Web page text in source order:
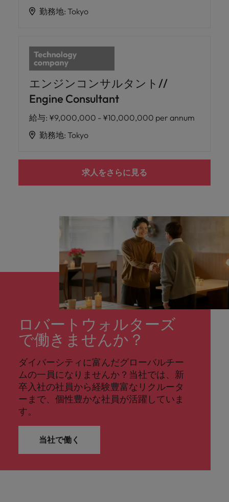
勤務地: Tokyo
エンジンコンサルタント//
Engine Consultant
給与: ¥9,000,000 - ¥10,000,000 per annum
勤務地: Tokyo
求人をさらに見る
ロバートウォルターズ
で働きませんか？
ダイバーシティに富んだグローバルチー
ムの一員になりませんか？当社では、新
卒入社の社員から経験豊富なリクルータ
ーまで、個性豊かな社員が活躍していま
す。
当社で働く